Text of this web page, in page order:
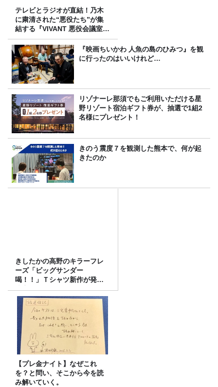
テレビとラジオが直結！乃木
に粛清された“悪役たち”が集
結する『VIVANT 悪役会議室』
7/26(日)23時スタート！
『映画ちいかわ 人魚の島のひみつ』を観
に行ったのはいいけれど…
リゾナーレ那須でもご利用いただける星
野リゾート宿泊ギフト券が、抽選で1組2
名様にプレゼント！
きのう震度７を観測した熊本で、何が起
きたのか
きしたかの高野のキラーフレ
ーズ「ビッグサンダー
喝！！」Ｔシャツ新作が発売
決定！
【プレ金ナイト】なぜこれ
を？と問い、そこから今を読
み解いていく。